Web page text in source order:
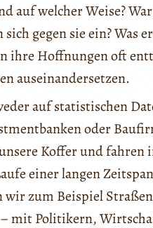
auf welcher Weise?
gegen sie ein? Was
Hoffnungen oft
auseinandersetzen.
auf statistischen
oder
Koffer und fahren
einer langen
zum Beispiel
mit Politikern,